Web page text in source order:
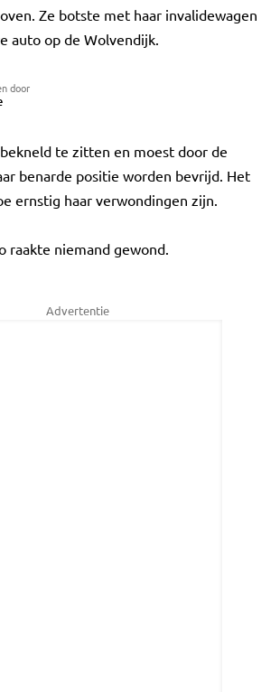
Ze botste met haar invalidewagen
auto op de Wolvendijk.
door
te zitten en moest door de
benarde positie worden bevrijd. Het
ernstig haar verwondingen zijn.
raakte niemand gewond.
Advertentie